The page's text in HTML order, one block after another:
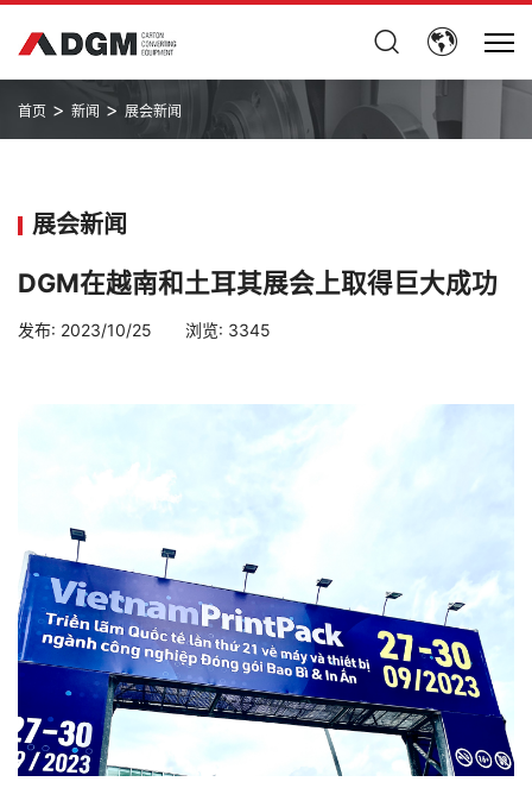
首页 > 新闻 > 展会新闻
展会新闻
DGM在越南和土耳其展会上取得巨大成功
发布: 2023/10/25 浏览: 3345